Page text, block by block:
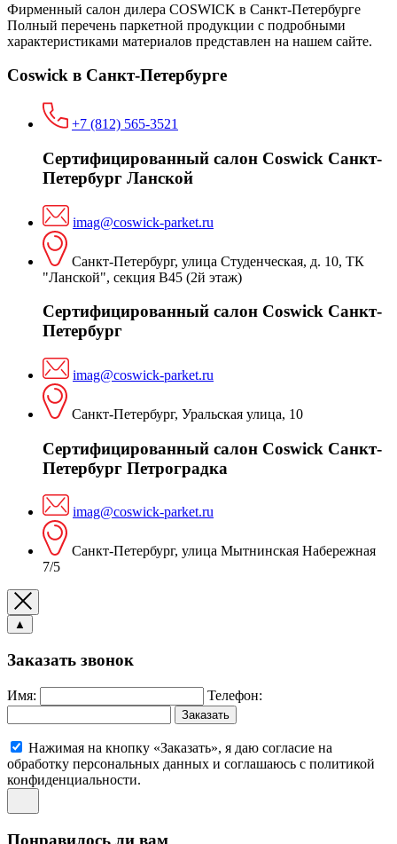
Фирменный салон дилера COSWICK в Санкт-Петербурге
Полный перечень паркетной продукции с подробными
характеристиками материалов представлен на нашем сайте.
Coswick в Санкт-Петербурге
+7 (812) 565-3521
Сертифицированный салон Coswick Санкт-
Петербург Ланской
imag@coswick-parket.ru
Санкт-Петербург, улица Студенческая, д. 10, ТК
"Ланской", секция В45 (2й этаж)
Сертифицированный салон Coswick Санкт-
Петербург
imag@coswick-parket.ru
Санкт-Петербург, Уральская улица, 10
Сертифицированный салон Coswick Санкт-
Петербург Петроградка
imag@coswick-parket.ru
Санкт-Петербург, улица Мытнинская Набережная
7/5
▲
Заказать звонок
Имя: Телефон:
Заказать
Нажимая на кнопку «Заказать», я даю согласие на
обработку персональных данных и соглашаюсь c политикой
конфиденциальности.
Понравилось ли вам